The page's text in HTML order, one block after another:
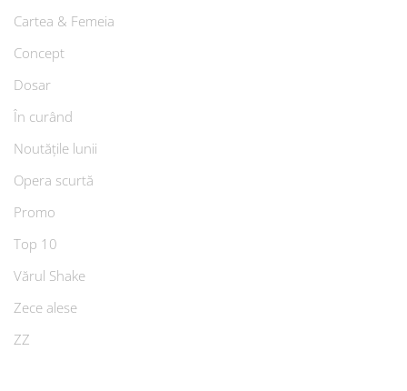
Cartea & Femeia
Concept
Dosar
În curând
Noutățile lunii
Opera scurtă
Promo
Top 10
Vărul Shake
Zece alese
ZZ